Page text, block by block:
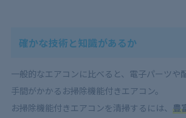
確かな技術と知識があるか
一般的なエアコンに比べると、電子パーツや
手間がかかるお掃除機能付きエアコン。
お掃除機能付きエアコンを清掃するには、 豊